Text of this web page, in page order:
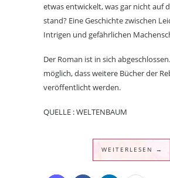
etwas entwickelt, was gar nicht auf
stand? Eine Geschichte zwischen
Intrigen und gefährlichen
Der Roman ist in sich
möglich, dass weitere Bücher der
veröffentlicht werden.
QUELLE : WELTENBAUM
WEITERLESEN →